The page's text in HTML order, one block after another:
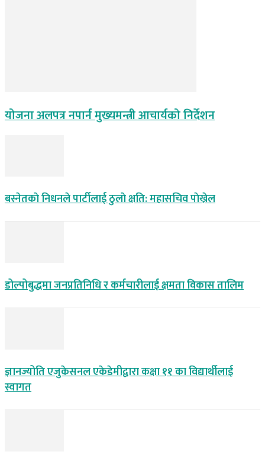
योजना अलपत्र नपार्न मुख्यमन्त्री आचार्यको निर्देशन
बस्नेतकाे निधनले पार्टीलाई ठुलाे क्षति: महासचिव पाेख्रेल
डोल्पोबुद्धमा जनप्रतिनिधि र कर्मचारीलाई क्षमता विकास तालिम
ज्ञानज्योति एजुकेसनल एकेडेमीद्वारा कक्षा ११ का विद्यार्थीलाई
स्वागत